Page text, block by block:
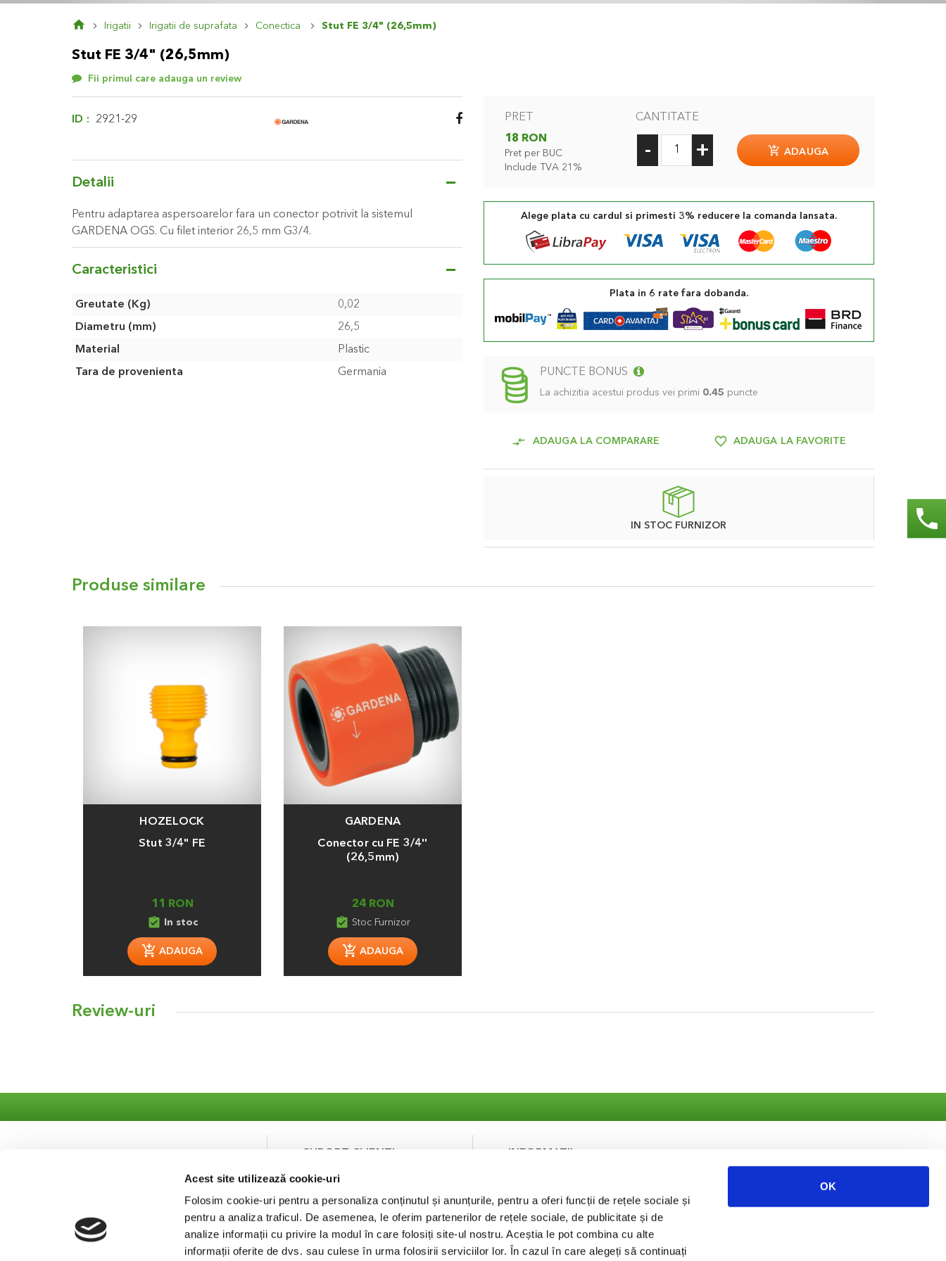
Acest site utilizează cookie-uri
Folosim cookie-uri pentru a personaliza conținutul și anunțurile, pentru a oferi funcții de rețele sociale și
pentru a analiza traficul. De asemenea, le oferim partenerilor de rețele sociale, de publicitate și de
analize informații cu privire la modul în care folosiți site-ul nostru. Aceștia le pot combina cu alte
informații oferite de dvs. sau culese în urma folosirii serviciilor lor. În cazul în care alegeți să continuați
OK
Irigatii Irigatii de suprafata Conectica Stut FE 3/4" (26,5mm)
Stut FE 3/4" (26,5mm)
Fii primul care adauga un review
PRET
18 RON
Pret per BUC
Include TVA 21%
CANTITATE
- + ADAUGA
Alege plata cu cardul si primesti 3% reducere la comanda lansata.
Plata in 6 rate fara dobanda.
PUNCTE BONUS
La achizitia acestui produs vei primi 0.45 puncte
ADAUGA LA COMPARARE ADAUGA LA FAVORITE
IN STOC FURNIZOR
ID 2921-29
Detalii
Pentru adaptarea aspersoarelor fara un conector potrivit la sistemul
GARDENA OGS. Cu filet interior 26,5 mm G3/4.
Caracteristici
Caracteristici
Greutate (Kg)
0,02
Diametru (mm)
26,5
Material
Plastic
Tara de provenienta
Germania
Produse similare
HOZELOCK
Stut 3/4" FE
11 RON
assignment_turned_in In stoc
ADAUGA
GARDENA
Conector cu FE 3/4''
(26,5mm)
24 RON
assignment_turned_in Stoc Furnizor
ADAUGA
Review-uri
phone
SUPORT CLIENTI
Contact
Securitatea platilor
INFORMATII
Termeni si Conditii
Politica de Confidentialitate
Puncte de fidelizare
FAQ